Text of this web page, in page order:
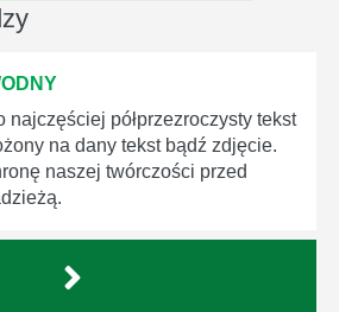
najczęściej półprzezroczysty tekst
na dany tekst bądź zdjęcie.
naszej twórczości przed